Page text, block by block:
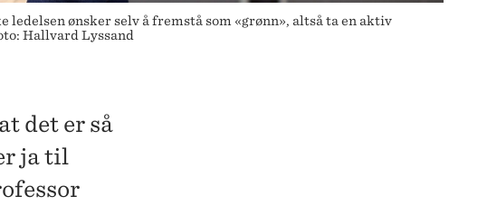
ønsker selv å fremstå som «grønn», altså ta en aktiv
Hallvard Lyssand
det er så
ja til